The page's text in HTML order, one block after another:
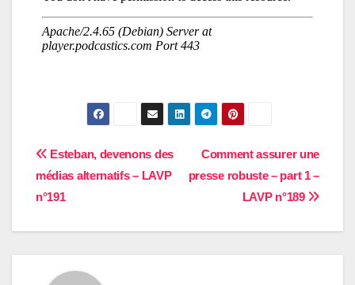
Navigation
de
l’article
Comment assurer une
presse robuste – part 1 –
LAVP n°189
Esteban, devenons des
médias alternatifs – LAVP
n°191